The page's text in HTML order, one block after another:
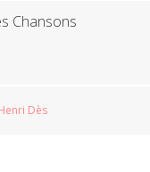
Chansons
Dès